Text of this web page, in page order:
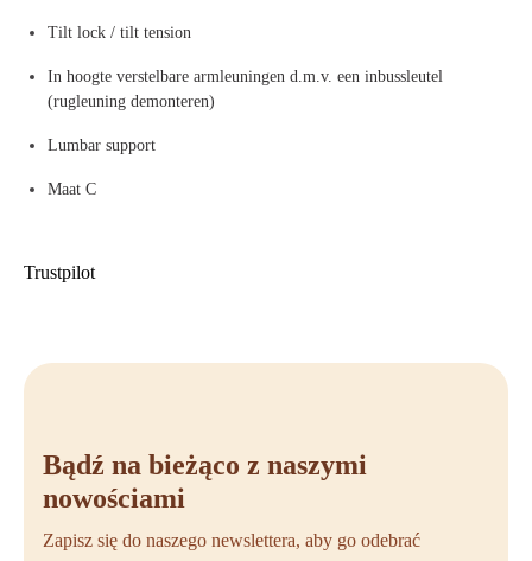
Tilt lock / tilt tension
In hoogte verstelbare armleuningen d.m.v. een inbussleutel
(rugleuning demonteren)
Lumbar support
Maat C
Trustpilot
Bądź na bieżąco z naszymi
nowościami
Zapisz się do naszego newslettera, aby go odebrać